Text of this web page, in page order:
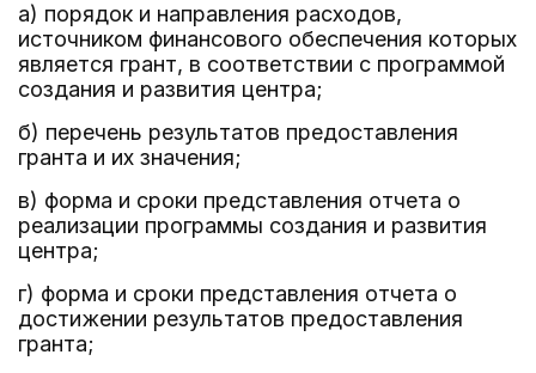
а) порядок и направления расходов,
источником финансового обеспечения которых
является грант, в соответствии с программой
создания и развития центра;
б) перечень результатов предоставления
гранта и их значения;
в) форма и сроки представления отчета о
реализации программы создания и развития
центра;
г) форма и сроки представления отчета о
достижении результатов предоставления
гранта;